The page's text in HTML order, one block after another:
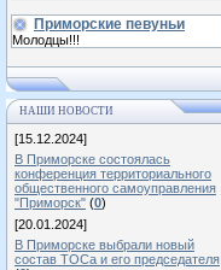
Приморские певуньи
Молодцы!!!
НАШИ НОВОСТИ
[15.12.2024]
В Приморске состоялась
конференция территориального
общественного самоуправления
"Приморск" (0)
[20.01.2024]
В Приморске выбрали новый
состав ТОСа и его председателя